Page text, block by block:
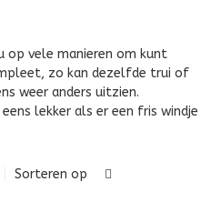
op vele manieren om kunt
zo kan dezelfde trui of
weer anders uitzien.
lekker als er een fris windje
Sorteren op